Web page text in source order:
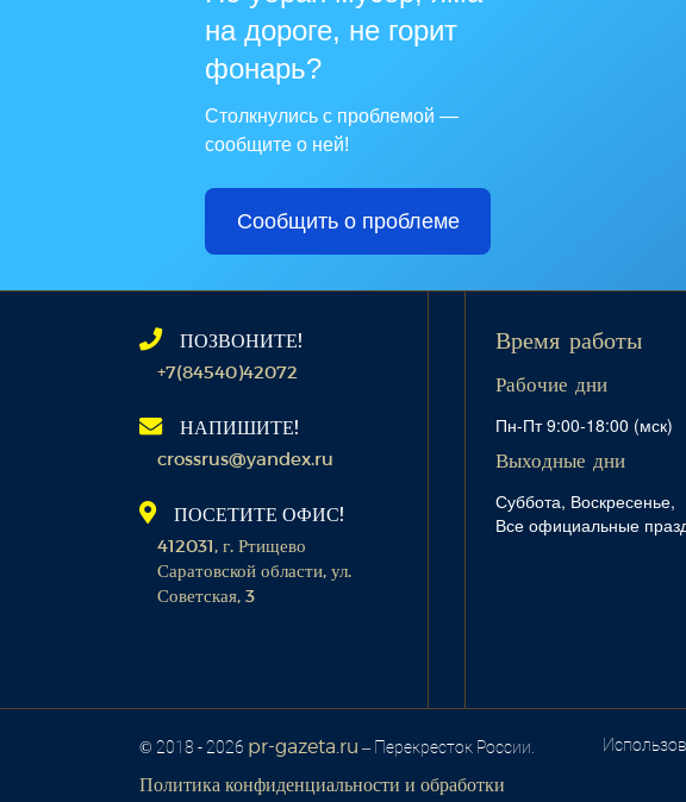
на дороге, не горит
фонарь?
Столкнулись с проблемой —
сообщите о ней!
Сообщить о проблеме
ПОЗВОНИТЕ!
+7(84540)42072
НАПИШИТЕ!
crossrus@yandex.ru
ПОСЕТИТЕ ОФИС!
412031, г. Ртищево
Саратовской области, ул.
Советская, 3
Время работы
Рабочие дни
Пн-Пт 9:00-18:00 (мск)
Выходные дни
Суббота, Воскресенье,
Все официальные
© 2018 - 2026 pr-gazeta.ru – Перекресток России.
Политика конфиденциальности и обработки